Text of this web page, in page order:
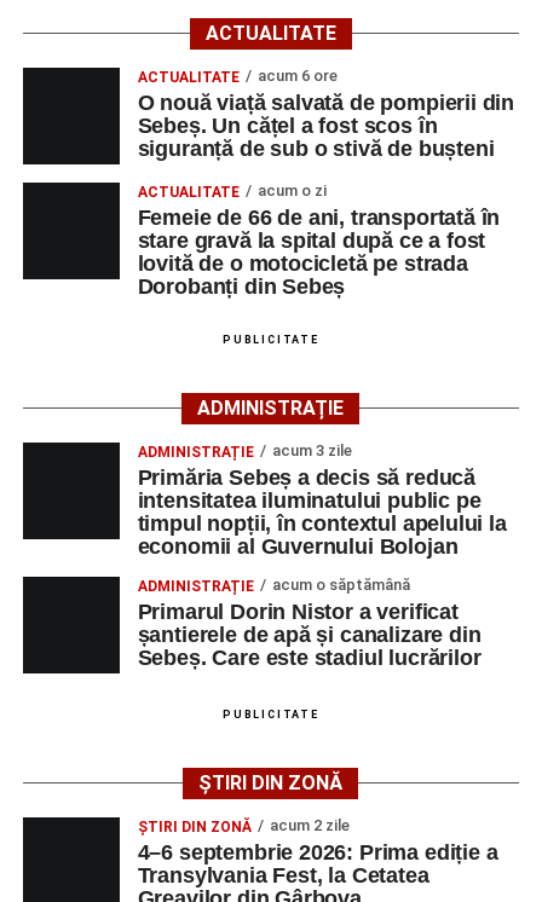
09:39, Poliția Municipiului Sebeș a fost sesizată, prin
SNUAU 112, cu privire la producerea unui eveniment
rutier soldat cu victime.
La fața locului s-au deplasat polițiștii rutieri, care au
stabilit că un bărbat de 53 de ani, din Sebeș, conducea o
motocicletă pe direcția Daia Română – Sebeș. Acesta ar
fi surprins și accidentat o femeie de 66 de ani, din Sebeș,
care traversa strada printr-un loc nepermis.
În urma impactului, femeia a suferit leziuni corporale
Motociclistul a fost testat cu aparatul etilotest, rezultatul
fiind negativ.
Polițiștii continuă cercetările pentru stabilirea tuturor
împrejurărilor în care s-a produs accidentul, în cadrul unui
dosar penal întocmit pentru săvârșirea infracțiunii de
vătămare corporală din culpă.
Ultimele știri din Sebeș
Investiție majoră în energie verde la Sebeș:
ACTUALITATE
ACTUALITATE acum 6 ore
O nouă viață salvată de pompierii din
Sebeș. Un cățel a fost scos în
siguranță de sub o stivă de bușteni
ACTUALITATE acum o zi
Femeie de 66 de ani, transportată în
stare gravă la spital după ce a fost
lovită de o motocicletă pe strada
Dorobanți din Sebeș
PUBLICITATE
ADMINISTRAȚIE
ADMINISTRAȚIE acum 3 zile
Primăria Sebeș a decis să reducă
intensitatea iluminatului public pe
timpul nopții, în contextul apelului la
economii al Guvernului Bolojan
ADMINISTRAȚIE acum o săptămână
Primarul Dorin Nistor a verificat
șantierele de apă și canalizare din
Sebeș. Care este stadiul lucrărilor
PUBLICITATE
ȘTIRI DIN ZONĂ
ȘTIRI DIN ZONĂ acum 2 zile
4–6 septembrie 2026: Prima ediție a
Transylvania Fest, la Cetatea